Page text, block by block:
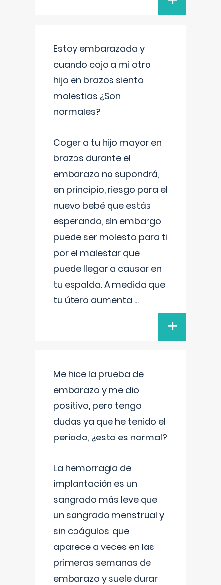
Estoy embarazada y
cuando cojo a mi otro
hijo en brazos siento
molestias ¿Son
normales?
Coger a tu hijo mayor en
brazos durante el
embarazo no supondrá,
en principio, riesgo para el
nuevo bebé que estás
esperando, sin embargo
puede ser molesto para ti
por el malestar que
puede llegar a causar en
tu espalda. A medida que
tu útero aumenta ...
+
Me hice la prueba de
embarazo y me dio
positivo, pero tengo
dudas ya que he tenido el
periodo, ¿esto es normal?
La hemorragia de
implantación es un
sangrado más leve que
un sangrado menstrual y
sin coágulos, que
aparece a veces en las
primeras semanas de
embarazo y suele durar